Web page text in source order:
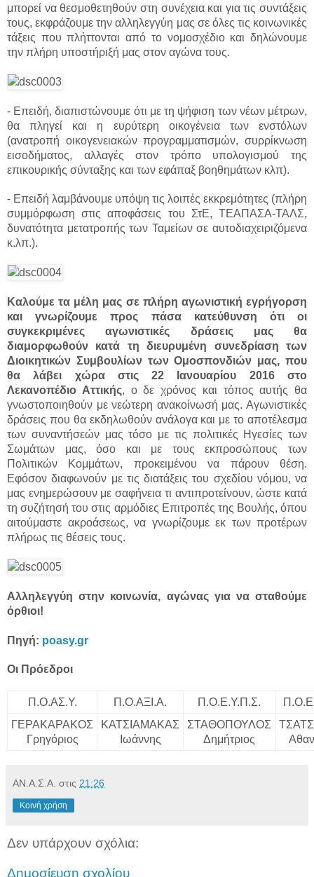
μπορεί να θεσμοθετηθούν στη συνέχεια και για τις συντάξεις
τους, εκφράζουμε την αλληλεγγύη μας σε όλες τις κοινωνικές
τάξεις που πλήττονται από το νομοσχέδιο και δηλώνουμε
την πλήρη υποστήριξή μας στον αγώνα τους.
- Επειδή, διαπιστώνουμε ότι με τη ψήφιση των νέων μέτρων,
θα πληγεί και η ευρύτερη οικογένεια των ενστόλων
(ανατροπή οικογενειακών προγραμματισμών, συρρίκνωση
εισοδήματος, αλλαγές στον τρόπο υπολογισμού της
επικουρικής σύνταξης και των εφάπαξ βοηθημάτων κλπ).
- Επειδή λαμβάνουμε υπόψη τις λοιπές εκκρεμότητες (πλήρη
συμμόρφωση στις αποφάσεις του ΣτΕ, ΤΕΑΠΑΣΑ-ΤΑΛΣ,
δυνατότητα μετατροπής των Ταμείων σε αυτοδιαχειριζόμενα
κ.λπ.).
Καλούμε τα μέλη μας σε πλήρη αγωνιστική εγρήγορση
και γνωρίζουμε προς πάσα κατεύθυνση ότι οι
συγκεκριμένες αγωνιστικές δράσεις μας θα
διαμορφωθούν κατά τη διευρυμένη συνεδρίαση των
Διοικητικών Συμβουλίων των Ομοσπονδιών μας, που
θα λάβει χώρα στις 22 Ιανουαρίου 2016 στο
Λεκανοπέδιο Αττικής, ο δε χρόνος και τόπος αυτής θα
γνωστοποιηθούν με νεώτερη ανακοίνωσή μας. Αγωνιστικές
δράσεις που θα εκδηλωθούν ανάλογα και με το αποτέλεσμα
των συναντήσεών μας τόσο με τις πολιτικές Ηγεσίες των
Σωμάτων μας, όσο και με τους εκπροσώπους των
Πολιτικών Κομμάτων, προκειμένου να πάρουν θέση.
Εφόσον διαφωνούν με τις διατάξεις του σχεδίου νόμου, να
μας ενημερώσουν με σαφήνεια τι αντιπροτείνουν, ώστε κατά
τη συζήτησή του στις αρμόδιες Επιτροπές της Βουλής, όπου
αιτούμαστε ακροάσεως, να γνωρίζουμε εκ των προτέρων
πλήρως τις θέσεις τους.
Αλληλεγγύη στην κοινωνία, αγώνας για να σταθούμε
όρθιοι!
Πηγή: poasy.gr
Oι Πρόεδροι
Π.Ο.ΑΣ.Υ. Π.Ο.ΑΞΙ.Α. Π.Ο.Ε.Υ.Π.Σ.
ΓΕΡΑΚΑΡΑΚΟΣ
Γρηγόριος
ΚΑΤΣΙΑΜΑΚΑΣ
Ιωάννης
ΣΤΑΘΟΠΟΥΛΟΣ
Δημήτριος
ΑΝ.Α.Σ.Α. στις 21:26
Κοινή χρήση
Δεν υπάρχουν σχόλια:
Δημοσίευση σχολίου